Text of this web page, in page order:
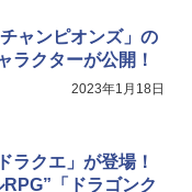
ブ・アトランティス
九九組 ]
イド番号 5000円|オ
ワイヤレスコン
ター - PC、PS4、P
One、Xbox Serie
H パターン シフター
ナル特典:オリジナル
:【坤と離】二振りの
！スタジオ描き下ろ
ャンピオンズ」の
ラクターが公開！
2023年1月18日
ラクエ」が登場！
「ドラゴンク